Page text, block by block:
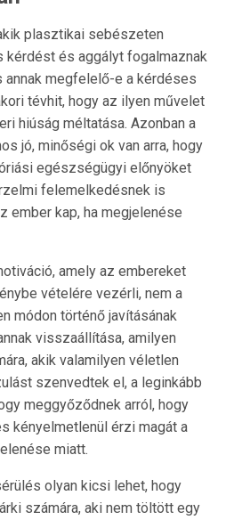
plasztikai sebészeten
kérdést és aggályt fogalmaznak
annak megfelelő-e a kérdéses
tévhit, hogy az ilyen művelet
hiúság méltatása. Azonban a
jó, minőségi ok van arra, hogy
egészségügyi előnyöket
felemelkedésnek is
ember kap, ha megjelenése
amely az embereket
vételére vezérli, nem a
módon történő javításának
visszaállítása, amilyen
akik valamilyen véletlen
szenvedtek el, a leginkább
meggyőződnek arról, hogy
kényelmetlenül érzi magát a
miatt.
olyan kicsi lehet, hogy
számára, aki nem töltött egy